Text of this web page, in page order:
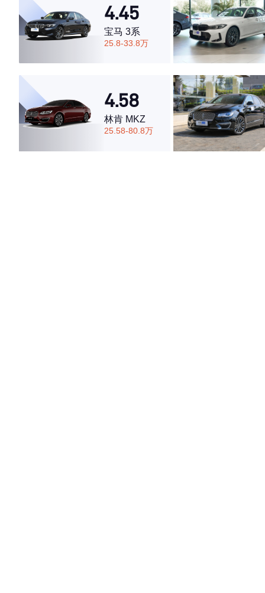
4.45
宝马 3系
25.8-33.8万
4.58
林肯 MKZ
25.58-80.8万